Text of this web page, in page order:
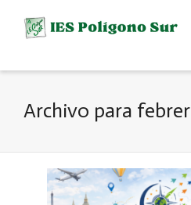
Archivo para